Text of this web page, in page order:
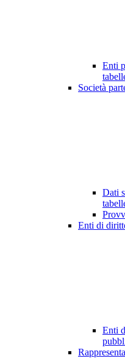
Enti
Società
Dati
Enti di
Enti